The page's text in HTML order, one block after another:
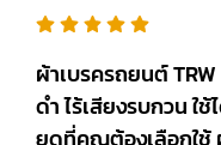
ผ้าเบรครถยนต์
ดำ ไร้เสียงรบกวน ใ
ยุดที่คุณต้องเลือกใช้